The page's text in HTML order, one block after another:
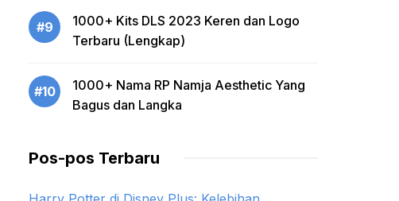
#9
1000+ Kits DLS 2023 Keren dan Logo
Terbaru (Lengkap)
#10
1000+ Nama RP Namja Aesthetic Yang
Bagus dan Langka
Pos-pos Terbaru